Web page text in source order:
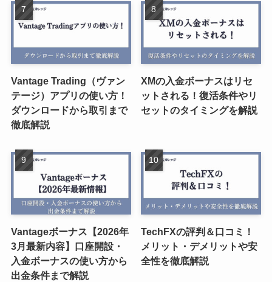
Vantage Trading（ヴァン
テージ）アプリの使い方！
ダウンロードから取引まで
徹底解説
XMの入金ボーナスはリセ
ットされる！復活条件やリ
セットのタイミングを解説
Vantageボーナス【2026年
3月最新内容】口座開設・
入金ボーナスの使い方から
出金条件まで解説
TechFXの評判＆口コミ！
メリット・デメリットや安
全性を徹底解説